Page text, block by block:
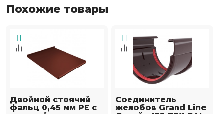
Похожие товары
Двойной стоячий
фальц 0,45 мм PE с
Соединитель
желобов Grand Line